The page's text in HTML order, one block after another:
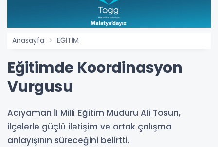
Anasayfa EĞİTİM
Eğitimde Koordinasyon
Vurgusu
Adıyaman İl Millî Eğitim Müdürü Ali Tosun,
ilçelerle güçlü iletişim ve ortak çalışma
anlayışının süreceğini belirtti.